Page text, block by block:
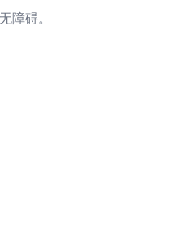
障碍。